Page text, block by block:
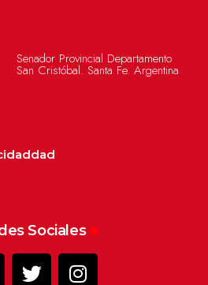
Senador Provincial Departamento
San Cristóbal. Santa Fe. Argentina
Sociales